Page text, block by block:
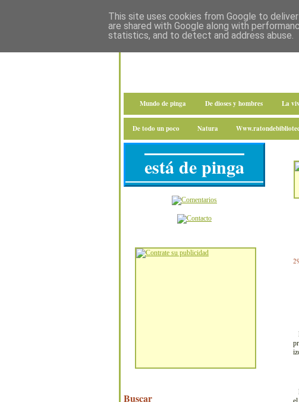
Mundo de pinga De dioses y hombres La
De todo un poco Natura
está de pinga
Buscar
This site uses cookies from Google to
are shared with Google along with
statistics, and to detect and address abuse.